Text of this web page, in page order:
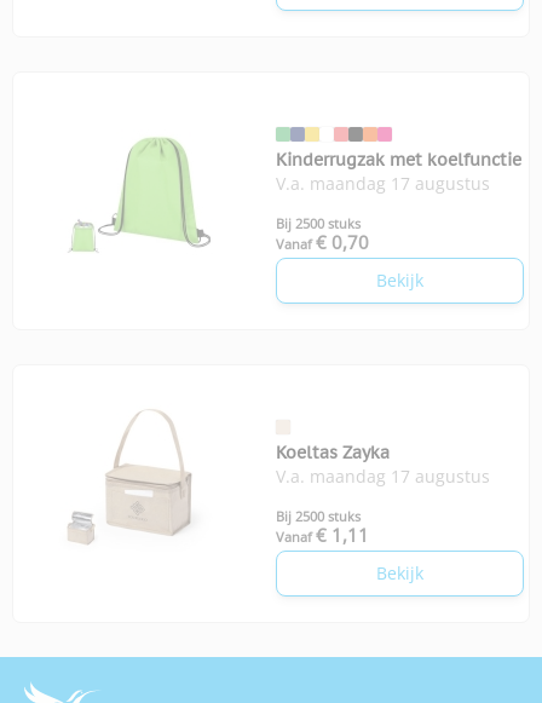
Kinderrugzak met koelfunctie
V.a. maandag 17 augustus
Bij 2500 stuks
Vanaf € 0,70
Bekijk
Koeltas Zayka
V.a. maandag 17 augustus
Bij 2500 stuks
Vanaf € 1,11
Bekijk